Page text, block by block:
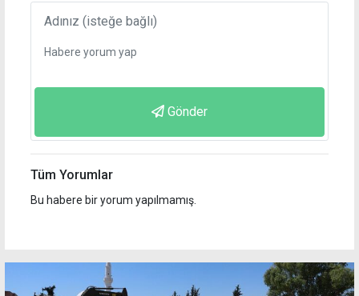
Gönder
Tüm Yorumlar
Bu habere bir yorum yapılmamış.